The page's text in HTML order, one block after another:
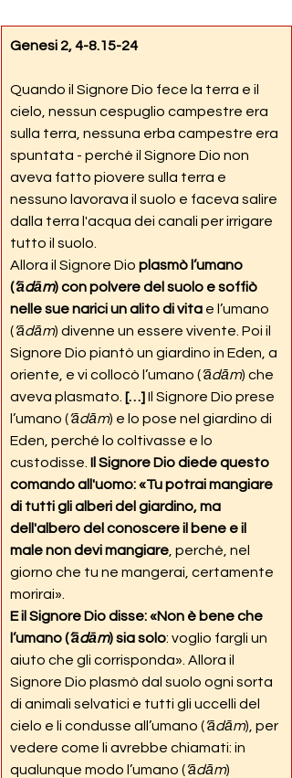
Genesi 2, 4-8.15-24
Quando il Signore Dio fece la terra e il
cielo, nessun cespuglio campestre era
sulla terra, nessuna erba campestre era
spuntata - perché il Signore Dio non
aveva fatto piovere sulla terra e
nessuno lavorava il suolo e faceva salire
dalla terra l'acqua dei canali per irrigare
tutto il suolo.
Allora il Signore Dio plasmò l’umano
(’ādām) con polvere del suolo e soffiò
nelle sue narici un alito di vita e l’umano
(’ādām) divenne un essere vivente. Poi il
Signore Dio piantò un giardino in Eden, a
oriente, e vi collocò l’umano (’ādām) che
aveva plasmato. […] Il Signore Dio prese
l’umano (’ādām) e lo pose nel giardino di
Eden, perché lo coltivasse e lo
custodisse. Il Signore Dio diede questo
comando all'uomo: «Tu potrai mangiare
di tutti gli alberi del giardino, ma
dell'albero del conoscere il bene e il
male non devi mangiare, perché, nel
giorno che tu ne mangerai, certamente
morirai».
E il Signore Dio disse: «Non è bene che
l’umano (’ādām) sia solo: voglio fargli un
aiuto che gli corrisponda». Allora il
Signore Dio plasmò dal suolo ogni sorta
di animali selvatici e tutti gli uccelli del
cielo e li condusse all’umano (’ādām), per
vedere come li avrebbe chiamati: in
qualunque modo l’umano (’ādām)